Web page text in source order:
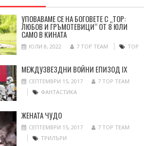
УПОВАВАМЕ СЕ НА БОГОВЕТЕ С „ТОР:
ЛЮБОВ И ГРЪМОТЕВИЦИ“ ОТ 8 ЮЛИ
САМО В КИНАТА
ЮЛИ 8, 2022 7 TOP TEAM ТОР
МЕЖДУЗВЕЗДНИ ВОЙНИ ЕПИЗОД IX
СЕПТЕМВРИ 15, 2017
7 TOP TEAM
ФАНТАСТИКА
ЖЕНАТА ЧУДО
СЕПТЕМВРИ 15, 2017
7 TOP TEAM
ТРИЛЪРИ